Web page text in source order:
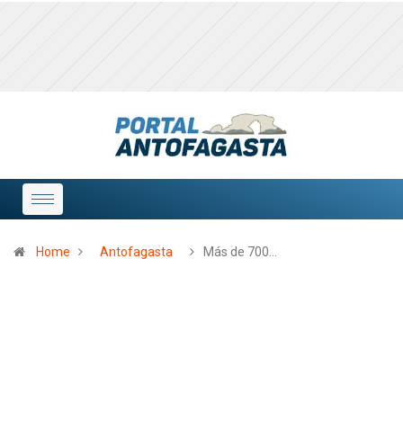
Home Antofagasta Más de 700…